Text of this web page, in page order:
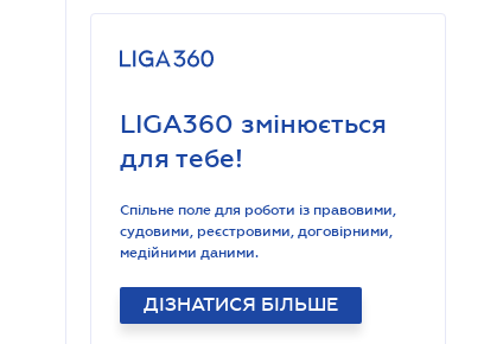
LIGA360 змінюється
для тебе!
Спільне поле для роботи із правовими,
судовими, реєстровими, договірними,
медійними даними.
ДІЗНАТИСЯ БІЛЬШЕ